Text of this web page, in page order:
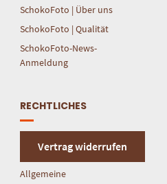
SchokoFoto | Über uns
SchokoFoto | Qualität
SchokoFoto-News-
Anmeldung
RECHTLICHES
Vertrag widerrufen
Allgemeine